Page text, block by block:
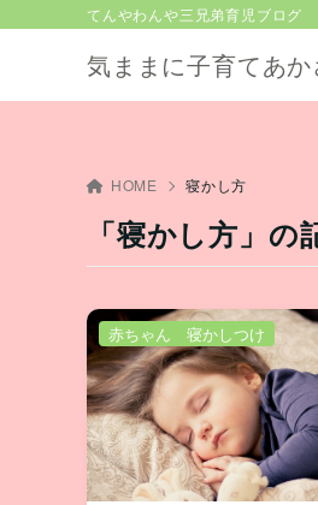
気ままに子育てあ
てんやわんや三兄弟育児ブロ
HOME 寝かし方
「寝かし方」の
赤ちゃん 寝かしつけ